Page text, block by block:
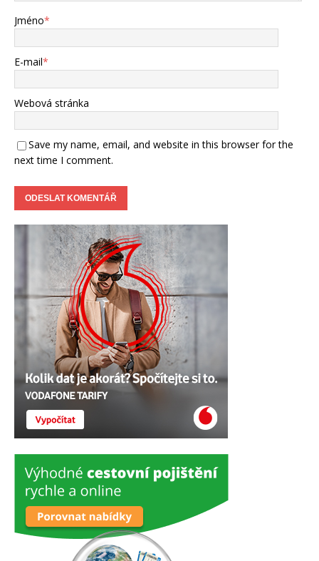
Jméno*
E-mail*
Webová stránka
Save my name, email, and website in this browser for the
next time I comment.